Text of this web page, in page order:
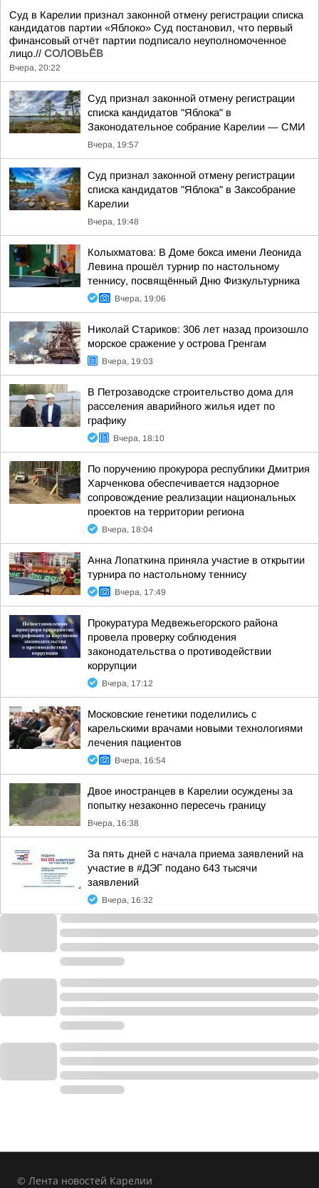
Суд в Карелии признал законной отмену регистрации списка
кандидатов партии «Яблоко» Суд постановил, что первый
финансовый отчёт партии подписало неуполномоченное
лицо.// СОЛОВЬЁВ
Вчера, 20:22
Суд признал законной отмену регистрации
списка кандидатов "Яблока" в
Законодательное собрание Карелии — СМИ
Вчера, 19:57
Суд признал законной отмену регистрации
списка кандидатов "Яблока" в Заксобрание
Карелии
Вчера, 19:48
Колыхматова: В Доме бокса имени Леонида
Левина прошёл турнир по настольному
теннису, посвящённый Дню Физкультурника
Вчера, 19:06
Николай Стариков: 306 лет назад произошло
морское сражение у острова Гренгам
Вчера, 19:03
В Петрозаводске строительство дома для
расселения аварийного жилья идет по
графику
Вчера, 18:10
По поручению прокурора республики Дмитрия
Харченкова обеспечивается надзорное
сопровождение реализации национальных
проектов на территории региона
Вчера, 18:04
Анна Лопаткина приняла участие в открытии
турнира по настольному теннису
Вчера, 17:49
Прокуратура Медвежьегорского района
провела проверку соблюдения
законодательства о противодействии
коррупции
Вчера, 17:12
Московские генетики поделились с
карельскими врачами новыми технологиями
лечения пациентов
Вчера, 16:54
Двое иностранцев в Карелии осуждены за
попытку незаконно пересечь границу
Вчера, 16:38
За пять дней с начала приема заявлений на
участие в #ДЭГ подано 643 тысячи
заявлений
Вчера, 16:32
© Лента новостей Карелии